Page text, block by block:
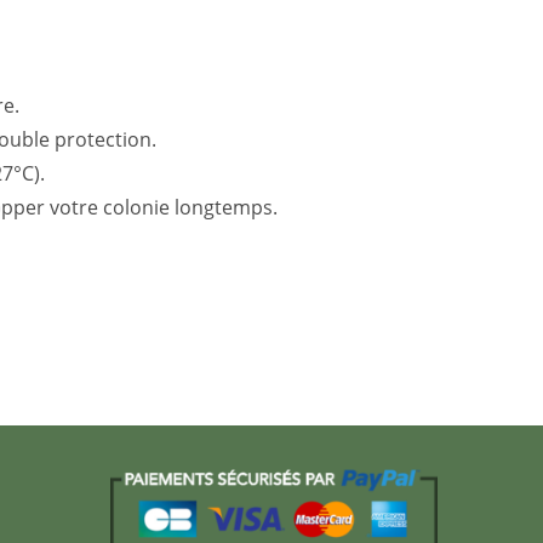
protection.
votre colonie longtemps.